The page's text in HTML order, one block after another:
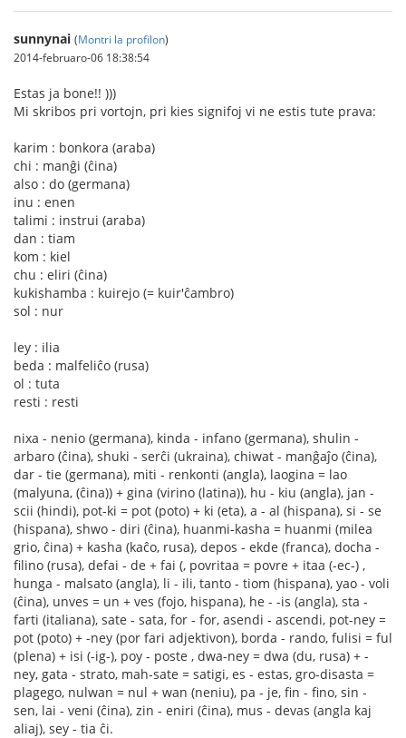
sunnynai (Montri la profilon)
2014-februaro-06 18:38:54
Estas ja bone!! )))
Mi skribos pri vortojn, pri kies signifoj vi ne estis tute prava:
karim : bonkora (araba)
chi : manĝi (ĉina)
also : do (germana)
inu : enen
talimi : instrui (araba)
dan : tiam
kom : kiel
chu : eliri (ĉina)
kukishamba : kuirejo (= kuir'ĉambro)
sol : nur
ley : ilia
beda : malfeliĉo (rusa)
ol : tuta
resti : resti
nixa - nenio (germana), kinda - infano (germana), shulin -
arbaro (ĉina), shuki - serĉi (ukraina), chiwat - manĝaĵo (ĉina),
dar - tie (germana), miti - renkonti (angla), laogina = lao
(malyuna, (ĉina)) + gina (virino (latina)), hu - kiu (angla), jan -
scii (hindi), pot-ki = pot (poto) + ki (eta), a - al (hispana), si - se
(hispana), shwo - diri (ĉina), huanmi-kasha = huanmi (milea
grio, ĉina) + kasha (kaĉo, rusa), depos - ekde (franca), docha -
filino (rusa), defai - de + fai (, povritaa = povre + itaa (-ec-) ,
hunga - malsato (angla), li - ili, tanto - tiom (hispana), yao - voli
(ĉina), unves = un + ves (fojo, hispana), he - -is (angla), sta -
farti (italiana), sate - sata, for - for, asendi - ascendi, pot-ney =
pot (poto) + -ney (por fari adjektivon), borda - rando, fulisi = ful
(plena) + isi (-ig-), poy - poste , dwa-ney = dwa (du, rusa) + -
ney, gata - strato, mah-sate = satigi, es - estas, gro-disasta =
plagego, nulwan = nul + wan (neniu), pa - je, fin - fino, sin -
sen, lai - veni (ĉina), zin - eniri (ĉina), mus - devas (angla kaj
aliaj), sey - tia ĉi.